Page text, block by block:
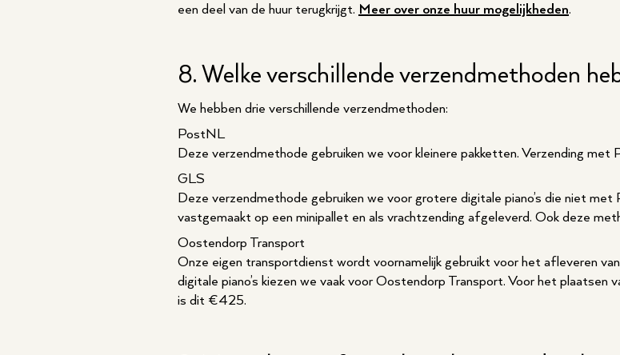
een deel van de huur terugkrijgt. Meer over onze huur mogelijkheden.
8. Welke verschillende verzendmethoden
We hebben drie verschillende verzendmethoden:
PostNL
Deze verzendmethode gebruiken we voor kleinere pakketten. Verzending
GLS
Deze verzendmethode gebruiken we voor grotere digitale piano’s die niet
vastgemaakt op een minipallet en als vrachtzending afgeleverd. Ook deze
Oostendorp Transport
Onze eigen transportdienst wordt voornamelijk gebruikt voor het afleveren
digitale piano’s kiezen we vaak voor Oostendorp Transport. Voor het plaatsen
is dit €425.